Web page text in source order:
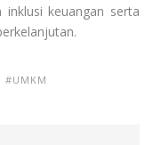
keuangan serta
UMKM